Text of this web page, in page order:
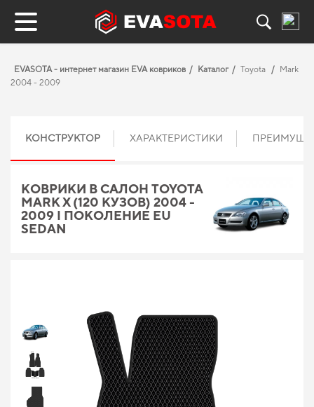
EVASOTA - интернет магазин EVA ковриков Каталог Toyota
Mark
2004 - 2009
КОНСТРУКТОР ХАРАКТЕРИСТИКИ
КОВРИКИ В САЛОН TOYOTA
MARK Х (120 КУЗОВ) 2004 -
2009 I ПОКОЛЕНИЕ EU
SEDAN